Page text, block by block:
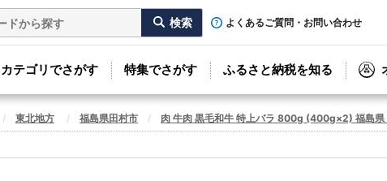
よくあるご質問・お問い合わせ
カテゴリでさがす 特集でさがす ふるさと納税を知る
東北地方 福島県田村市 肉 牛肉 黒毛和牛 特上バラ 800g (400g×2) 福島県